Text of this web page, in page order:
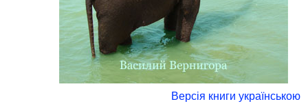
Версія книги українською